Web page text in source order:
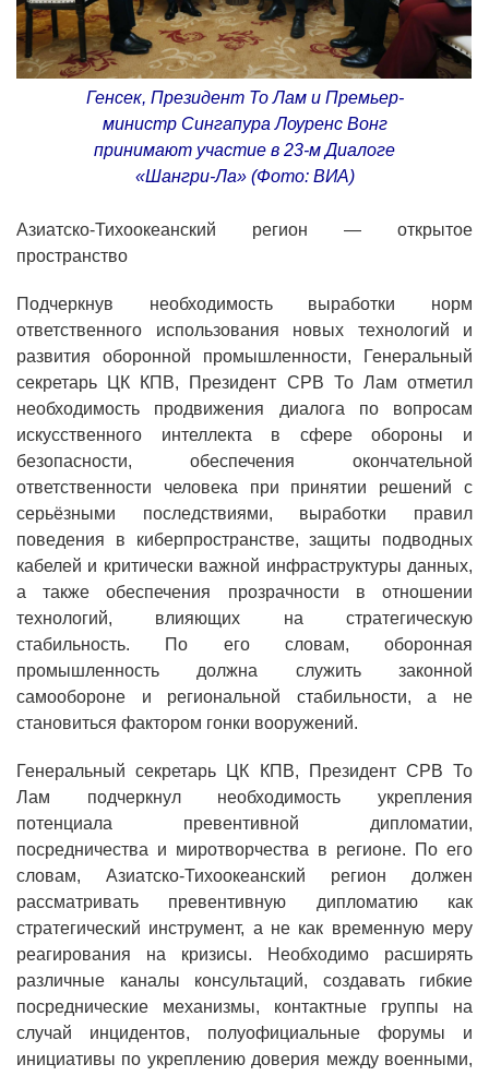
Генсек, Президент То Лам и Премьер-
министр Сингапура Лоуренс Вонг
принимают участие в 23-м Диалоге
«Шангри-Ла» (Фото: ВИА)
Азиатско-Тихоокеанский регион — открытое
пространство
Подчеркнув необходимость выработки норм
ответственного использования новых технологий и
развития оборонной промышленности, Генеральный
секретарь ЦК КПВ, Президент СРВ То Лам отметил
необходимость продвижения диалога по вопросам
искусственного интеллекта в сфере обороны и
безопасности, обеспечения окончательной
ответственности человека при принятии решений с
серьёзными последствиями, выработки правил
поведения в киберпространстве, защиты подводных
кабелей и критически важной инфраструктуры данных,
а также обеспечения прозрачности в отношении
технологий, влияющих на стратегическую
стабильность. По его словам, оборонная
промышленность должна служить законной
самообороне и региональной стабильности, а не
становиться фактором гонки вооружений.
Генеральный секретарь ЦК КПВ, Президент СРВ То
Лам подчеркнул необходимость укрепления
потенциала превентивной дипломатии,
посредничества и миротворчества в регионе. По его
словам, Азиатско-Тихоокеанский регион должен
рассматривать превентивную дипломатию как
стратегический инструмент, а не как временную меру
реагирования на кризисы. Необходимо расширять
различные каналы консультаций, создавать гибкие
посреднические механизмы, контактные группы на
случай инцидентов, полуофициальные форумы и
инициативы по укреплению доверия между военными,